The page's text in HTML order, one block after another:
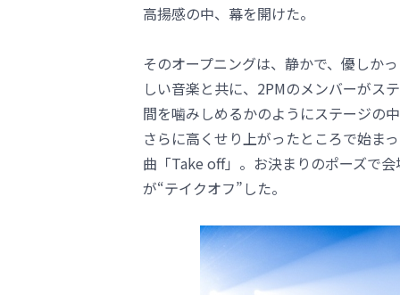
高揚感の中、幕を開けた。
そのオープニングは、静かで、優しか
しい音楽と共に、2PMのメンバーがス
間を噛みしめるかのようにステージの
さらに高くせり上がったところで始ま
曲「Take off」。お決まりのポーズで
が“テイクオフ”した。